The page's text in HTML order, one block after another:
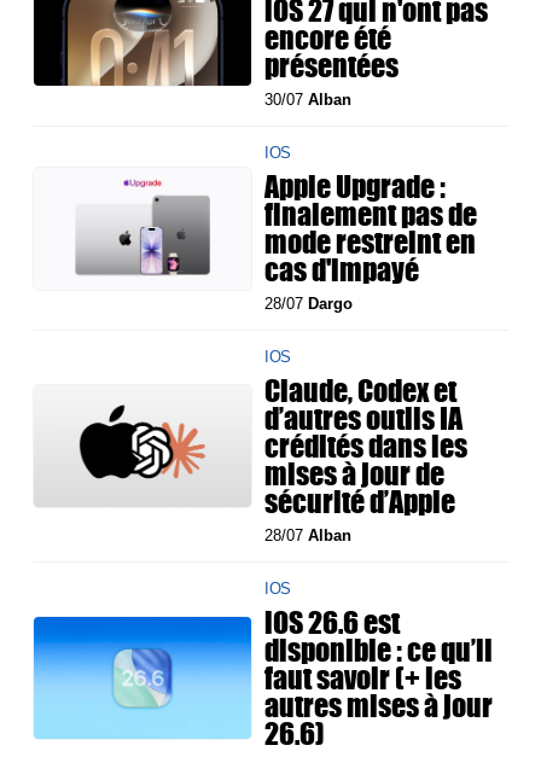
iOS 27 qui n'ont pas
encore été
présentées
30/07Alban
IOS
Apple Upgrade :
finalement pas de
mode restreint en
cas d'impayé
28/07 Dargo
IOS
Claude, Codex et
d’autres outils IA
crédités dans les
mises à jour de
sécurité d’Apple
28/07Alban
IOS
iOS 26.6 est
disponible : ce qu’il
faut savoir (+ les
autres mises à jour
26.6)